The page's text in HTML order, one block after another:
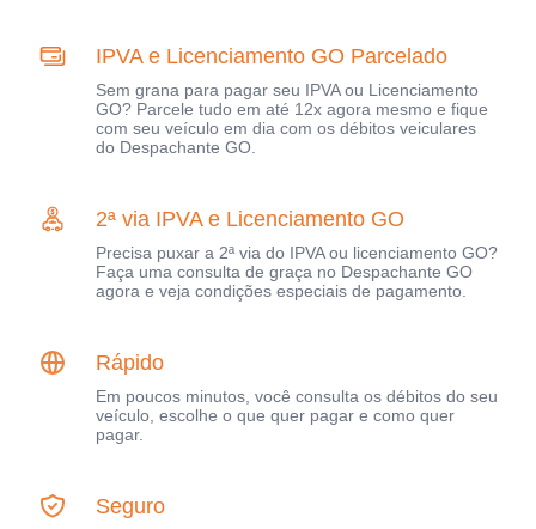
IPVA e Licenciamento GO Parcelado
Sem grana para pagar seu IPVA ou Licenciamento
GO? Parcele tudo em até 12x agora mesmo e fique
com seu veículo em dia com os débitos veiculares
do Despachante GO.
2ª via IPVA e Licenciamento GO
Precisa puxar a 2ª via do IPVA ou licenciamento GO?
Faça uma consulta de graça no Despachante GO
agora e veja condições especiais de pagamento.
Rápido
Em poucos minutos, você consulta os débitos do seu
veículo, escolhe o que quer pagar e como quer
pagar.
Seguro